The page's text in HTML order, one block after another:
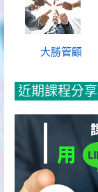
大勝管顧
近期課程分享